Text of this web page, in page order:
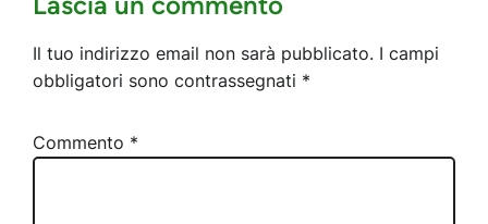
Il tuo indirizzo email non sarà pubblicato. I campi
obbligatori sono contrassegnati *
Commento *